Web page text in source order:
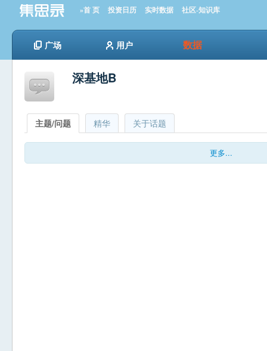
»首 页 投资日历 实时数据 社区-知识库
广场 用户 数据
深基地B
主题/问题 精华 关于话题
更多...